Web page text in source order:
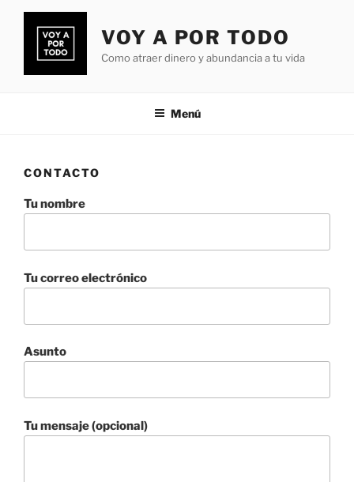
Saltar
contenido
VOY A POR TODO
Como atraer dinero y abundancia a tu vida
Menú
CONTACTO
Tu nombre
Tu correo electrónico
Asunto
Tu mensaje (opcional)